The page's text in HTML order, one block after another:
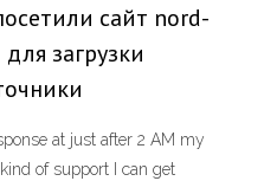
сайт nord-
загрузки
at just after 2 AM my
of support I can get